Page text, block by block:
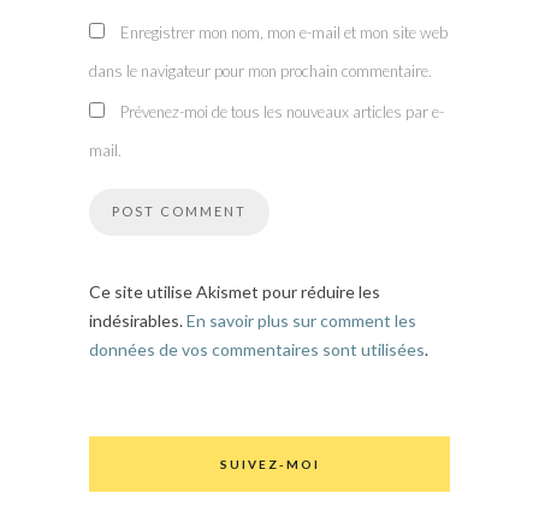
Enregistrer mon nom, mon e-mail et mon site web
dans le navigateur pour mon prochain commentaire.
Prévenez-moi de tous les nouveaux articles par e-
mail.
Ce site utilise Akismet pour réduire les
indésirables.En savoir plus sur comment les
données de vos commentaires sont utilisées.
SUIVEZ-MOI